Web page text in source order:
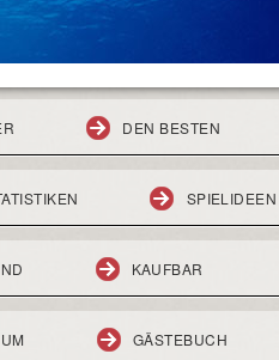
DEN BESTEN
SPIELIDEEN
KAUFBAR
GÄSTEBUCH